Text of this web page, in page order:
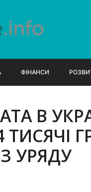
ФІНАНСИ
В
УРЯДУ